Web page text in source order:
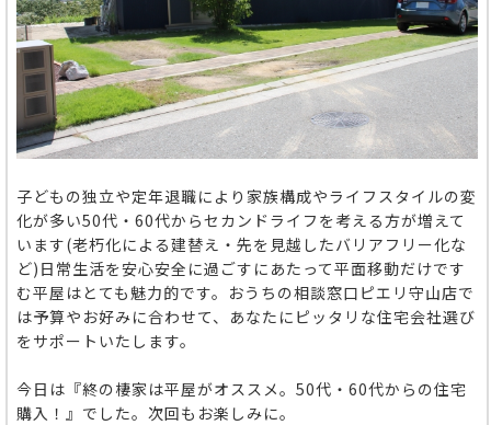
子どもの独立や定年退職により家族構成やライフスタイルの変
化が多い50代・60代からセカンドライフを考える方が増えて
います(老朽化による建替え・先を見越したバリアフリー化な
ど)日常生活を安心安全に過ごすにあたって平面移動だけです
む平屋はとても魅力的です。おうちの相談窓口ピエリ守山店で
は予算やお好みに合わせて、あなたにピッタリな住宅会社選び
をサポートいたします。
今日は『終の棲家は平屋がオススメ。50代・60代からの住宅
購入！』でした。次回もお楽しみに。